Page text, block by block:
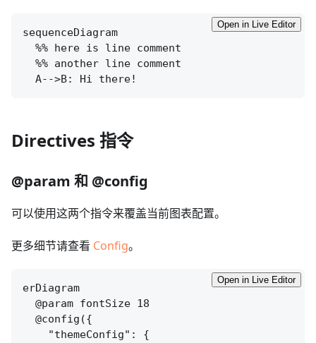
sequenceDiagram
  %% here is line comment
  %% another line comment
Open in Live Editor
Directives 指令
@param 和 @config
可以使用这两个指令来覆盖当前图表配置。
更多细节请查看 Config。
erDiagram
  @param fontSize 18
  @config({
    "themeConfig": {
Open in Live Editor